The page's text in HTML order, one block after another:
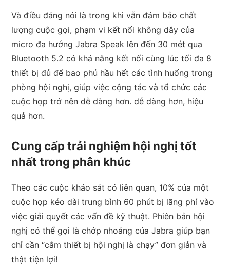
Và điều đáng nói là trong khi vẫn đảm bảo chất
lượng cuộc gọi, phạm vi kết nối không dây của
micro đa hướng Jabra Speak lên đến 30 mét qua
Bluetooth 5.2 có khả năng kết nối cùng lúc tối đa 8
thiết bị đủ để bao phủ hầu hết các tình huống trong
phòng hội nghị, giúp việc cộng tác và tổ chức các
cuộc họp trở nên dễ dàng hơn. dễ dàng hơn, hiệu
quả hơn.
Cung cấp trải nghiệm hội nghị tốt
nhất trong phân khúc
Theo các cuộc khảo sát có liên quan, 10% của một
cuộc họp kéo dài trung bình 60 phút bị lãng phí vào
việc giải quyết các vấn đề kỹ thuật. Phiên bản hội
nghị có thể gọi là chớp nhoáng của Jabra giúp bạn
chỉ cần “cắm thiết bị hội nghị là chạy” đơn giản và
thật tiện lợi!